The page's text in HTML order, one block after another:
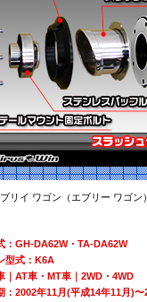
リイ ワゴン（エブリー ワゴ
：GH-DA62W・TA-DA62W
型式：K6A
｜AT車・MT車｜2WD・4WD
：2002年11月(平成14年11月)